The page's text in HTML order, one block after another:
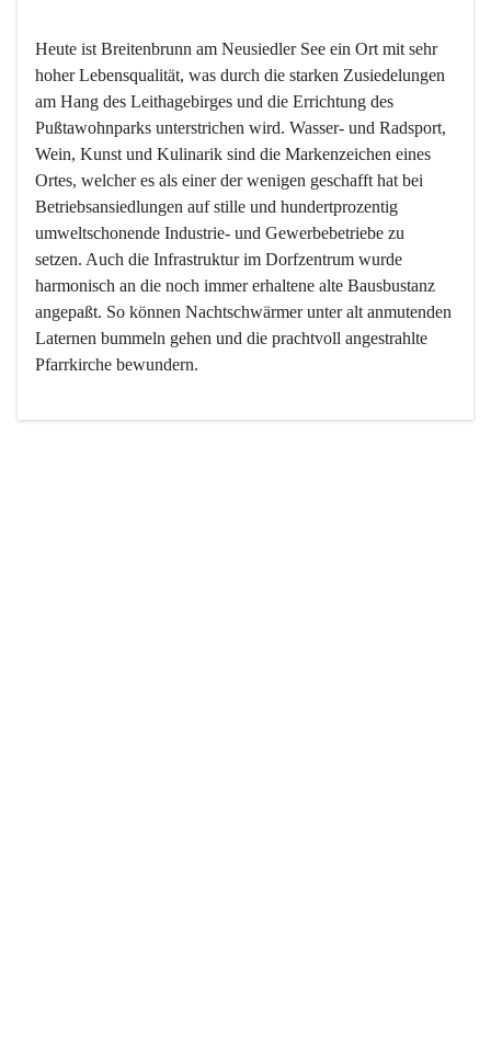
Heute ist Breitenbrunn am Neusiedler See ein Ort mit sehr
hoher Lebensqualität, was durch die starken Zusiedelungen
am Hang des Leithagebirges und die Errichtung des
Pußtawohnparks unterstrichen wird. Wasser- und Radsport,
Wein, Kunst und Kulinarik sind die Markenzeichen eines
Ortes, welcher es als einer der wenigen geschafft hat bei
Betriebsansiedlungen auf stille und hundertprozentig
umweltschonende Industrie- und Gewerbebetriebe zu
setzen. Auch die Infrastruktur im Dorfzentrum wurde
harmonisch an die noch immer erhaltene alte Bausbustanz
angepaßt. So können Nachtschwärmer unter alt anmutenden
Laternen bummeln gehen und die prachtvoll angestrahlte
Pfarrkirche bewundern.
Der Weinbau dominert heute nicht mehr, ist aber integrativer